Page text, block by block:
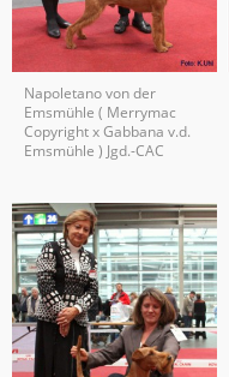
Napoletano von der
Emsmühle ( Merrymac
Copyright x Gabbana v.d.
Emsmühle ) Jgd.-CAC